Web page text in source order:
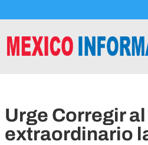
Urge Corregir
extraordinario